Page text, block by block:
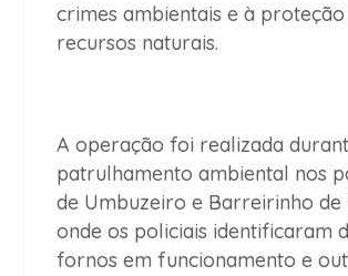
crimes ambientais e à proteção
recursos naturais.
A operação foi realizada
patrulhamento ambiental nos
de Umbuzeiro e Barreirinho de
onde os policiais identificaram
fornos em funcionamento e